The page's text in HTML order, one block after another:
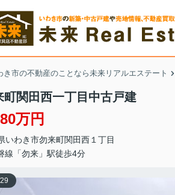
き市の不動産のことなら未来リアルエステート
町関田西一丁目中古戸建
万円
いわき市勿来町関田西 １丁目
線「勿来」駅徒歩4分
29